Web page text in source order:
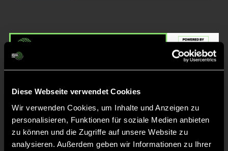
Diese Webseite verwendet Cookies
Wir verwenden Cookies, um Inhalte und Anzeigen zu
personalisieren, Funktionen für soziale Medien anbieten
zu können und die Zugriffe auf unsere Website zu
analysieren. Außerdem geben wir Informationen zu Ihrer
Liveticker
20'
Abpfiff
Spiel beendet